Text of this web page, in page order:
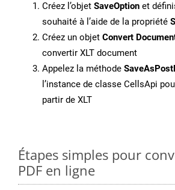
Créez l’objet SaveOption et
souhaité à l’aide de la propriété
Créez un objet Convert
convertir XLT document
Appelez la méthode
l’instance de classe CellsApi
partir de XLT
Étapes simples pour
PDF en ligne